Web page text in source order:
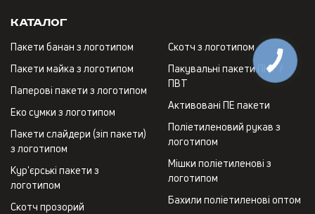
Каталог
Пакети банан з логотипом
Пакети майка з логотипом
Паперові пакети з логотипом
Еко сумки з логотипом
Пакети слайдери (зіп пакети)
з логотипом
Кур'єрські пакети з
логотипом
Скотч прозорий
Скотч з логотипом
Пакувальні пакети ПНТ /
ПВТ
Активовані ПЕ пакети
Поліетиленовий рукав з
логотипом
Мішки поліетиленові з
логотипом
Бахили поліетиленові оптом